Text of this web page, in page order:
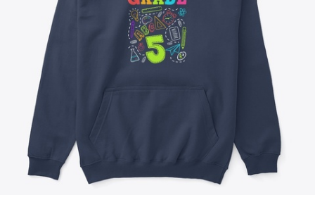
Vendi ovunque
Vendi qualsiasi cosa
Classic Tank Top
Kids Premium Tee
Classic Long Sleeve Tee
25,99 USD